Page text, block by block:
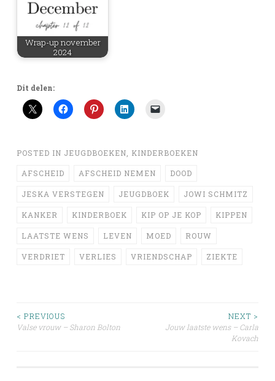
Wrap-up november
2024
Dit delen:
POSTED IN JEUGDBOEKEN, KINDERBOEKEN
AFSCHEID AFSCHEID NEMEN DOOD
JESKA VERSTEGEN JEUGDBOEK JOWI SCHMITZ
KANKER KINDERBOEK KIP OP JE KOP KIPPEN
LAATSTE WENS LEVEN MOED ROUW
VERDRIET VERLIES VRIENDSCHAP ZIEKTE
Post
< PREVIOUS
Valse vrouw – Sharon Bolton
NEXT >
Jouw laatste wens – Carla
Kovach